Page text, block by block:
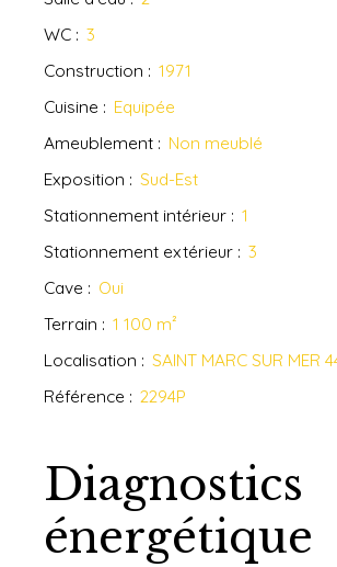
WC : 3
Construction : 1971
Cuisine : Equipée
Ameublement : Non meublé
Exposition : Sud-Est
Stationnement intérieur : 1
Stationnement extérieur : 3
Cave : Oui
Terrain : 1 100 m²
Localisation : SAINT MARC SUR MER
Référence : 2294P
Diagnostics
énergétique